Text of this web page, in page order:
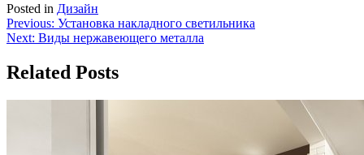
Posted in Дизайн
Навигация
по
записям
Previous: Установка накладного светильника
Next: Виды нержавеющего металла
Related Posts